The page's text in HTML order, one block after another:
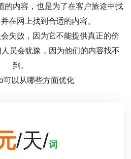
的内容，也是为了在客户旅途中找
在网上找到合适的内容。
失败，因为它不能提供真正的价
员会犹豫，因为他们的内容找不
到。
可以从哪些方面优化
/天/词